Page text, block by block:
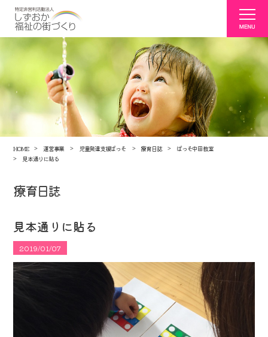
HOME 運営事業 児童発達支援ぱっそ 療育日誌
ぱっそ中田教室
見本通りに貼る
療育日誌
見本通りに貼る
2019/01/07